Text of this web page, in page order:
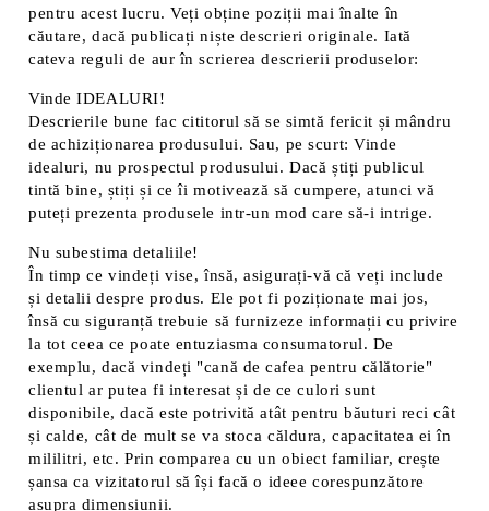
pentru acest lucru. Veți obține poziții mai înalte în
căutare, dacă publicați niște descrieri originale. Iată
cateva reguli de aur în scrierea descrierii produselor:
Vinde IDEALURI!
Descrierile bune fac cititorul să se simtă fericit și mândru
de achiziționarea produsului. Sau, pe scurt: Vinde
idealuri, nu prospectul produsului. Dacă știți publicul
tintă bine, știți și ce îi motivează să cumpere, atunci vă
puteți prezenta produsele intr-un mod care să-i intrige.
Nu subestima detaliile!
În timp ce vindeți vise, însă, asigurați-vă că veți include
și detalii despre produs. Ele pot fi poziționate mai jos,
însă cu siguranță trebuie să furnizeze informații cu privire
la tot ceea ce poate entuziasma consumatorul. De
exemplu, dacă vindeți "cană de cafea pentru călătorie"
clientul ar putea fi interesat și de ce culori sunt
disponibile, dacă este potrivită atât pentru băuturi reci cât
și calde, cât de mult se va stoca căldura, capacitatea ei în
mililitri, etc. Prin comparea cu un obiect familiar, crește
șansa ca vizitatorul să își facă o ideee corespunzătore
asupra dimensiunii.